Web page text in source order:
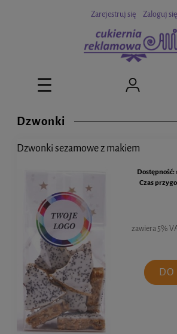
Zarejestruj się Zaloguj się
Dzwonki
Dzwonki sezamowe z makiem
Dostępność:
Czas
zawiera 5%
DO